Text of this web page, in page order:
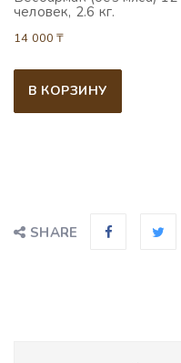
человек, 2.6 кг.
14 000₸
В КОРЗИНУ
SHARE